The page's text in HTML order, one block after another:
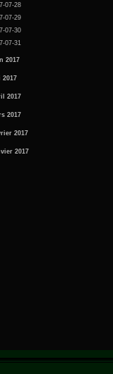
07-28
07-29
07-30
07-31
2017
2017
2017
2017
2017
2017